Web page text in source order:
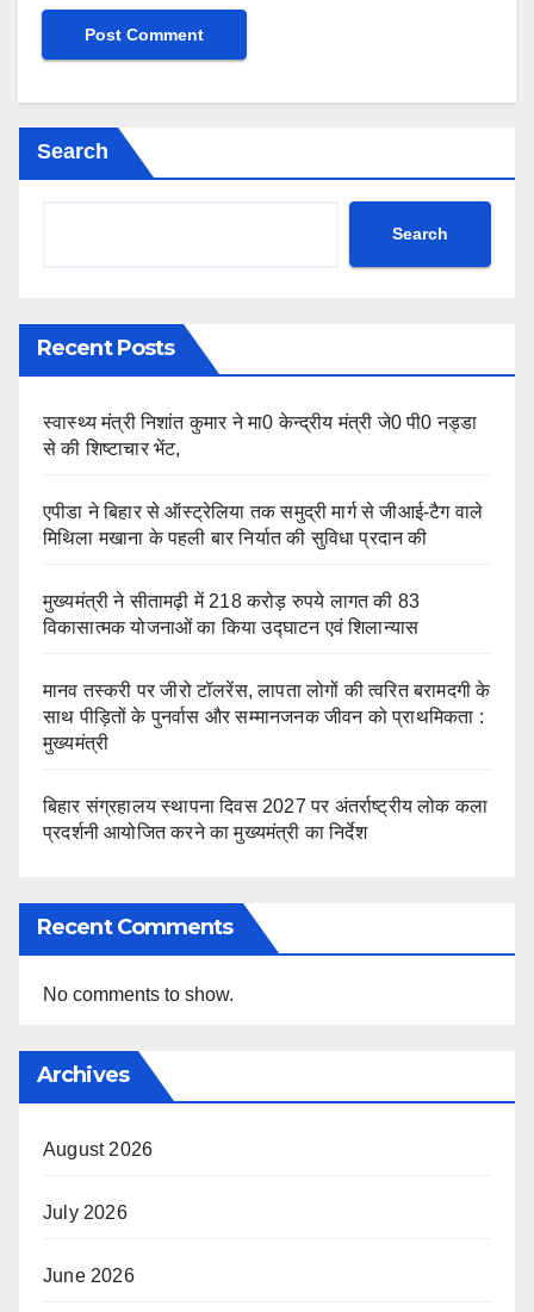
Search
Search
Recent Posts
स्वास्थ्य मंत्री निशांत कुमार ने मा0 केन्द्रीय मंत्री जे0 पी0 नड्डा
से की शिष्टाचार भेंट,
एपीडा ने बिहार से ऑस्ट्रेलिया तक समुद्री मार्ग से जीआई-टैग वाले
मिथिला मखाना के पहली बार निर्यात की सुविधा प्रदान की
मुख्यमंत्री ने सीतामढ़ी में 218 करोड़ रुपये लागत की 83
विकासात्मक योजनाओं का किया उद्घाटन एवं शिलान्यास
मानव तस्करी पर जीरो टॉलरेंस, लापता लोगों की त्वरित बरामदगी के
साथ पीड़ितों के पुनर्वास और सम्मानजनक जीवन को प्राथमिकता :
मुख्यमंत्री
बिहार संग्रहालय स्थापना दिवस 2027 पर अंतर्राष्ट्रीय लोक कला
प्रदर्शनी आयोजित करने का मुख्यमंत्री का निर्देश
Recent Comments
No comments to show.
Archives
August 2026
July 2026
June 2026